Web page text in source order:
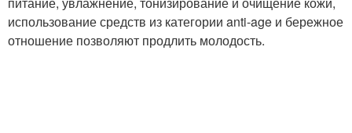
использование средств из категории anti-age и бережное
отношение позволяют продлить молодость.